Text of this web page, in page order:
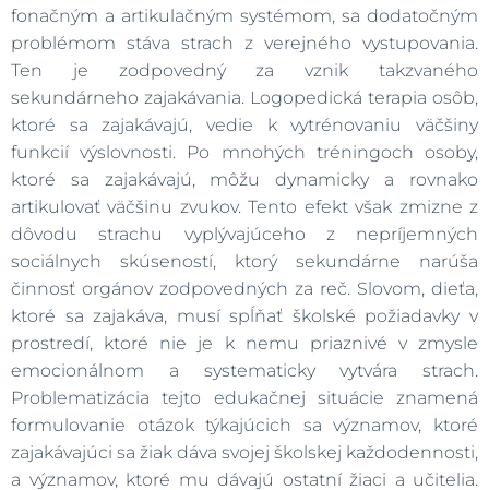
fonačným a artikulačným systémom, sa dodatočným
problémom stáva strach z verejného vystupovania.
Ten je zodpovedný za vznik takzvaného
sekundárneho zajakávania. Logopedická terapia osôb,
ktoré sa zajakávajú, vedie k vytrénovaniu väčšiny
funkcií výslovnosti. Po mnohých tréningoch osoby,
ktoré sa zajakávajú, môžu dynamicky a rovnako
artikulovať väčšinu zvukov. Tento efekt však zmizne z
dôvodu strachu vyplývajúceho z nepríjemných
sociálnych skúseností, ktorý sekundárne narúša
činnosť orgánov zodpovedných za reč. Slovom, dieťa,
ktoré sa zajakáva, musí spĺňať školské požiadavky v
prostredí, ktoré nie je k nemu priaznivé v zmysle
emocionálnom a systematicky vytvára strach.
Problematizácia tejto edukačnej situácie znamená
formulovanie otázok týkajúcich sa významov, ktoré
zajakávajúci sa žiak dáva svojej školskej každodennosti,
a významov, ktoré mu dávajú ostatní žiaci a učitelia.